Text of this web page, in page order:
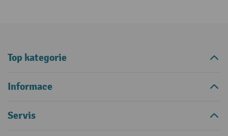
Top kategorie
Informace
Servis